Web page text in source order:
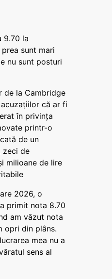
9.70 la
sunt mari
nu sunt posturi
de la Cambridge
că ar fi
în privința
printr-o
de un
zeci de
milioane de lire
2026, o
primit nota 8.70
am văzut nota
opri din plâns.
mea nu a
sens al